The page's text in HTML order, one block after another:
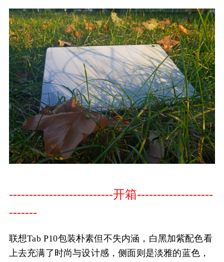
--------------------------开箱-------------------
-------
联想Tab P10包装朴素但不失内涵，白黑加紫配色看
上去充满了时尚与设计感，侧面则是淡雅的蓝色，